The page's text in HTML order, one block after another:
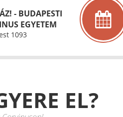
- BUDAPESTI
EGYETEM
1093
EL?